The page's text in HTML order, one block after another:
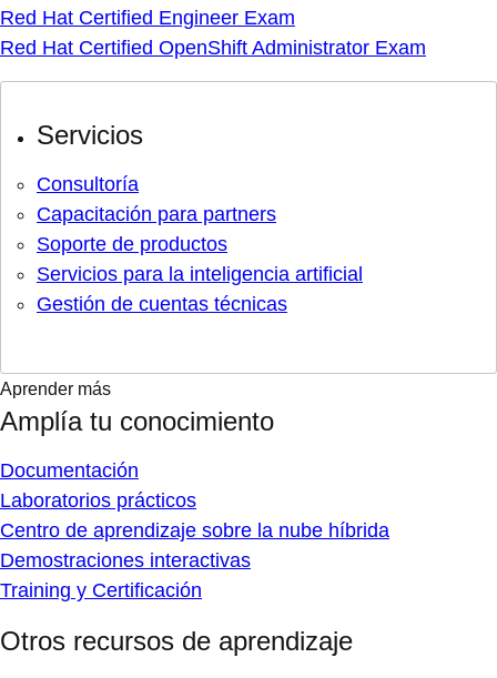
Red Hat Certified Engineer Exam
Red Hat Certified OpenShift Administrator Exam
Servicios
Consultoría
Capacitación para partners
Soporte de productos
Servicios para la inteligencia artificial
Gestión de cuentas técnicas
Aprender más
Amplía tu conocimiento
Documentación
Laboratorios prácticos
Centro de aprendizaje sobre la nube híbrida
Demostraciones interactivas
Training y Certificación
Otros recursos de aprendizaje